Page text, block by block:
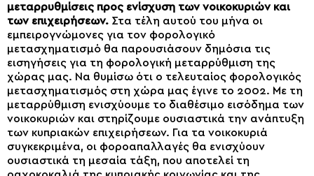
μεταρρυθμίσεις προς ενίσχυση των νοικοκυριών και
των επιχειρήσεων. Στα τέλη αυτού του μήνα οι
εμπειρογνώμονες για τον φορολογικό
μετασχηματισμό θα παρουσιάσουν δημόσια τις
εισηγήσεις για τη φορολογική μεταρρύθμιση της
χώρας μας. Να θυμίσω ότι ο τελευταίος φορολογικός
μετασχηματισμός στη χώρα μας έγινε το 2002. Με τη
μεταρρύθμιση ενισχύουμε το διαθέσιμο εισόδημα των
νοικοκυριών και στηρίζουμε ουσιαστικά την ανάπτυξη
των κυπριακών επιχειρήσεων. Για τα νοικοκυριά
συγκεκριμένα, οι φοροαπαλλαγές θα ενισχύουν
ουσιαστικά τη μεσαία τάξη, που αποτελεί τη